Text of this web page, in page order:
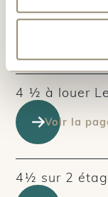
3½ sur 2
4 ½ à louer
Voir la
4½ sur 2